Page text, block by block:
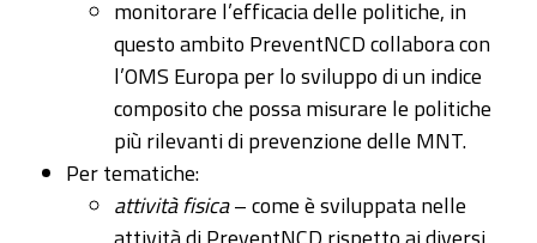
monitorare l’efficacia delle politiche, in
questo ambito PreventNCD collabora con
l’OMS Europa per lo sviluppo di un indice
composito che possa misurare le politiche
più rilevanti di prevenzione delle MNT.
Per tematiche:
attività fisica– come è sviluppata nelle